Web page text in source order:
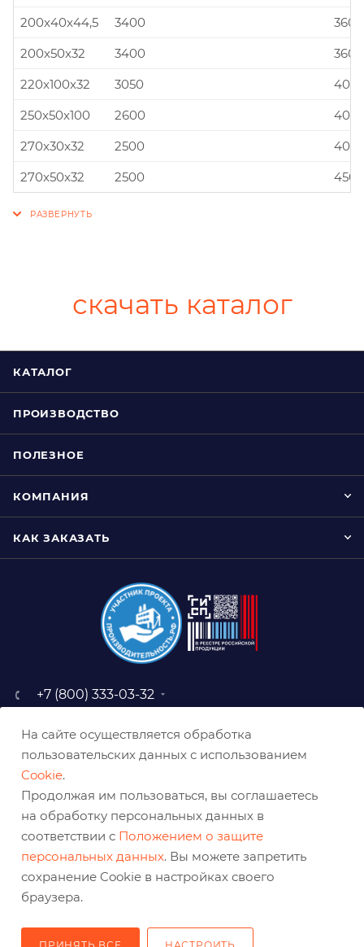
200x40x44,5
3400
200x50x32
3400
220x100x32
3050
250x50x100
2600
270x30x32
2500
270x50x32
2500
скачать каталог
КАТАЛОГ
ПРОИЗВОДСТВО
ПОЛЕЗНОЕ
КОМПАНИЯ
КАК ЗАКАЗАТЬ
+7 (800) 333-03-32
baz@belabraziv.ru
308009, Россия, г. Белгород,
На сайте осуществляется обработка
пользовательских данных с использованием
Cookie.
Продолжая им пользоваться, вы соглашаетесь
на обработку персональных данных в
соответствии с Положением о защите
персональных данных. Вы можете запретить
сохранение Cookie в настройках своего
браузера.